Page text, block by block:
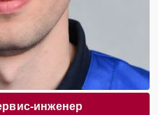
инженер